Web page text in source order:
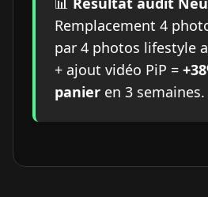
Remplacement 4
par 4 photos lifestyle
+ ajout vidéo PiP =
panier en 3 semaines.